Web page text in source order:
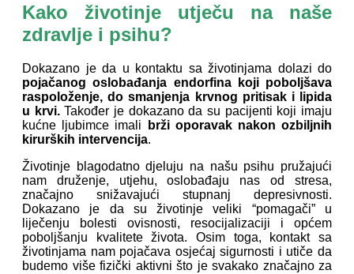
Kako životinje utječu na naše
zdravlje i psihu?
Dokazano je da u kontaktu sa životinjama dolazi do
pojačanog oslobađanja endorfina
koji poboljšava
raspoloženje, do smanjenja krvnog pritisak i lipida
u krvi.Također je dokazano da su pacijenti koji imaju
kućne ljubimce imali
brži oporavak nakon ozbiljnih
kirurških intervencija.
Životinje blagodatno djeluju na našu psihu pružajući
nam druženje, utjehu, oslobađaju nas od stresa,
značajno snižavajući stupnanj depresivnosti.
Dokazano je da su životinje veliki “pomagači” u
liječenju bolesti ovisnosti, resocijalizaciji i općem
poboljšanju kvalitete života. Osim toga, kontakt sa
životinjama nam pojačava osjećaj sigurnosti i utiče da
budemo više fizički aktivni što je svakako značajno za